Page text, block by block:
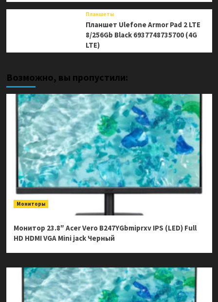
Планшеты
Планшет Ulefone Armor Pad 2 LTE
8/256Gb Black 6937748735700 (4G
LTE)
Возможно, вы пропустили:
Мониторы
Монитор 23.8″ Acer Vero B247YGbmiprxv IPS (LED) Full
HD HDMI VGA Mini jack Черный